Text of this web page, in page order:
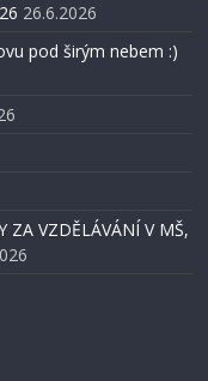
26.6.2026
pod širým nebem :)
ZA VZDĚLÁVÁNÍ V MŠ,